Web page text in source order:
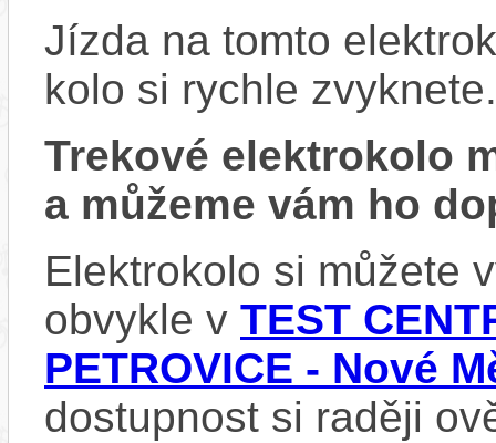
Jízda na tomto
kolo si rychle zvyknete.
Trekové elektrokolo
a můžeme vám ho
Elektrokolo si můžete
obvykle v TEST
PETROVICE - Nové
dostupnost si raději